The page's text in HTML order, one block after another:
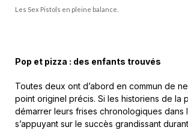
Les Sex Pistols en pleine balance.
Pop et pizza : des enfants trouvés
Toutes deux ont d’abord en commun de
point originel précis. Si les historiens de la
démarrer leurs frises chronologiques dans
s’appuyant sur le succès grandissant